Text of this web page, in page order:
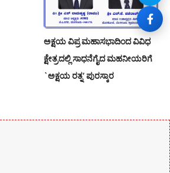
ಅಕ್ಷಯ ವಿಪ್ರ ಮಹಾಸಭಾದಿಂದ ವಿವಿಧ
ಕ್ಷೇತ್ರದಲ್ಲಿ ಸಾಧನೆಗೈದ ಮಹನೀಯರಿಗೆ
`ಅಕ್ಷಯ ರತ್ನ’ ಪುರಸ್ಕಾರ